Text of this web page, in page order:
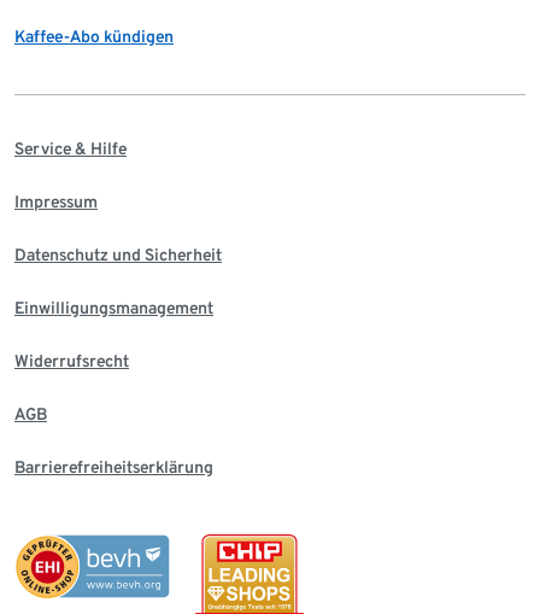
Kaffee-Abo kündigen
Service & Hilfe
Impressum
Datenschutz und Sicherheit
Einwilligungsmanagement
Widerrufsrecht
AGB
Barrierefreiheitserklärung